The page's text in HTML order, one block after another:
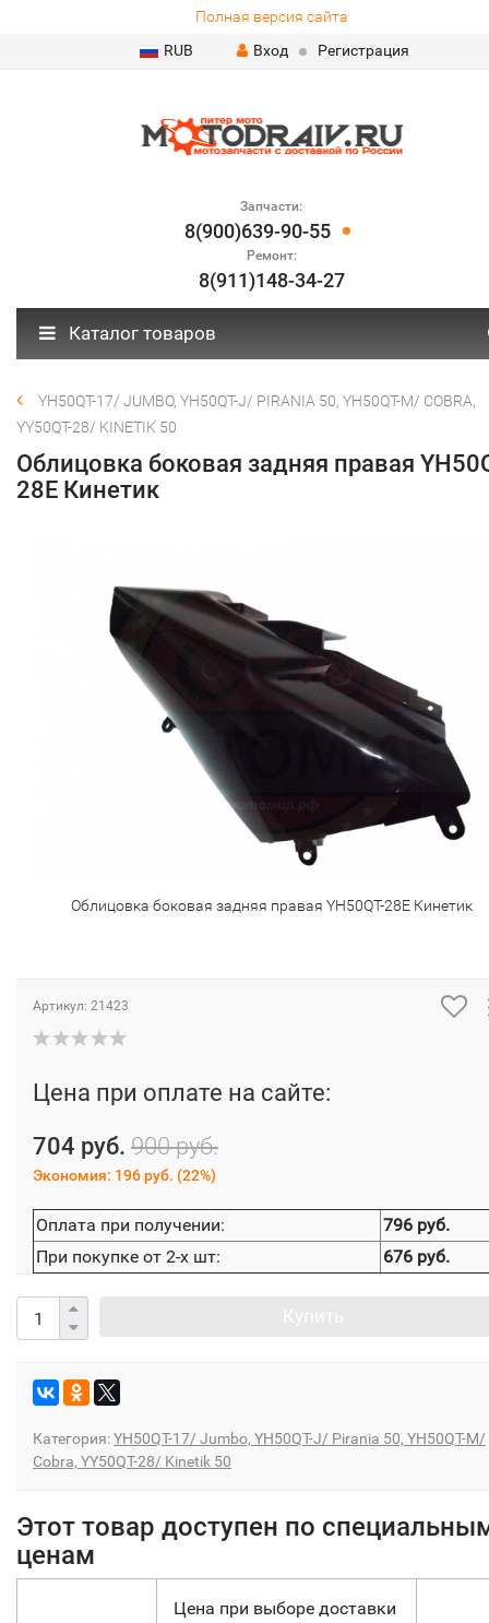
Полная версия сайта
RUB
Вход Регистрация
Запчасти:
8(900)639-90-55
Ремонт:
8(911)148-34-27
Каталог товаров
YH50QT-17/ JUMBO, YH50QT-J/ PIRANIA 50, YH50QT-M/ COBRA,
YY50QT-28/ KINETIK 50
Облицовка боковая задняя правая
28Е Кинетик
Облицовка боковая задняя правая YH50QT-28Е Кинетик
Артикул: 21423
Цена при оплате на сайте:
704 руб. 900 руб.
Экономия: 196 руб. (22%)
Оплата при получении:
796 руб.
При покупке от 2-х шт:
676 руб.
Категория:YH50QT-17/ Jumbo, YH50QT-J/ Pirania 50, YH50QT-M/
Cobra, YY50QT-28/ Kinetik 50
Этот товар доступен по
ценам
Цена при выборе доставки